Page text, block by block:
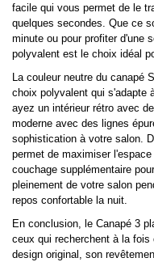
facile qui vous permet de le
quelques secondes. Que ce
minute ou pour profiter d'une
polyvalent est le choix idéal
La couleur neutre du canapé
choix polyvalent qui s'adapte
ayez un intérieur rétro avec
moderne avec des lignes
sophistication à votre salon.
permet de maximiser
couchage supplémentaire
pleinement de votre salon
repos confortable la nuit.
En conclusion, le Canapé 3
ceux qui recherchent à la
design original, son